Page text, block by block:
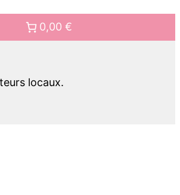
organisés régulièrement.
boutique, c’est aussi un
pour mes prochains
!!
0,00 €
locaux.